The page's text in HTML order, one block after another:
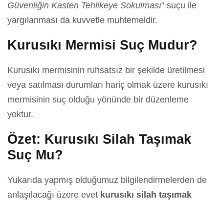
Güvenliğin Kasten Tehlikeye Sokulması” suçu ile
yargılanması da kuvvetle muhtemeldir.
Kurusıkı Mermisi Suç Mudur?
Kurusıkı mermisinin ruhsatsız bir şekilde üretilmesi
veya satılması durumları hariç olmak üzere kurusıkı
mermisinin suç olduğu yönünde bir düzenleme
yoktur.
Özet: Kurusıkı Silah Taşımak
Suç Mu?
Yukarıda yapmış olduğumuz bilgilendirmelerden de
anlaşılacağı üzere evet kurusıkı silah taşımak